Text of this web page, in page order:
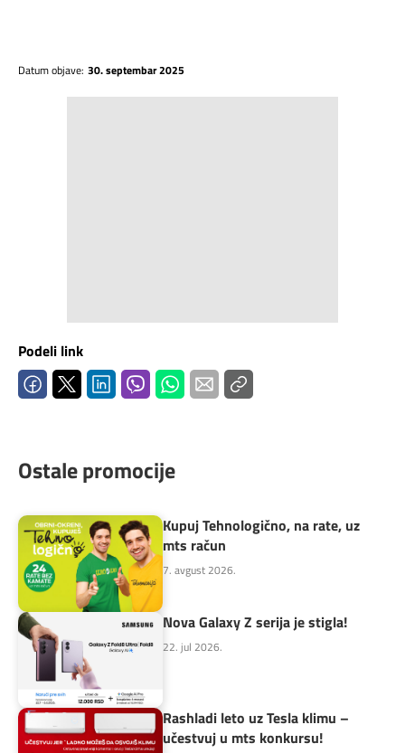
Datum objave: 30. septembar 2025
Podeli link
Ostale promocije
Kupuj Tehnologično, na rate, uz
mts račun
7. avgust 2026.
Nova Galaxy Z serija je stigla!
22. jul 2026.
Rashladi leto uz Tesla klimu –
učestvuj u mts konkursu!